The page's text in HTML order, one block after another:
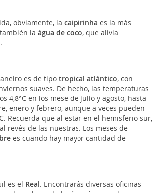
obviamente, la caipirinha es la más
la água de coco, que alivia
es de tipotropical atlántico, con
suaves. De hecho, las temperaturas
4,8°C en los mese de julio y agosto, hasta
enero y febrero, aunque a veces pueden
Recuerda que al estar en el hemisferio sur,
revés de las nuestras. Los meses de
es cuando hay mayor cantidad de
es el Real. Encontrarás diversas oficinas